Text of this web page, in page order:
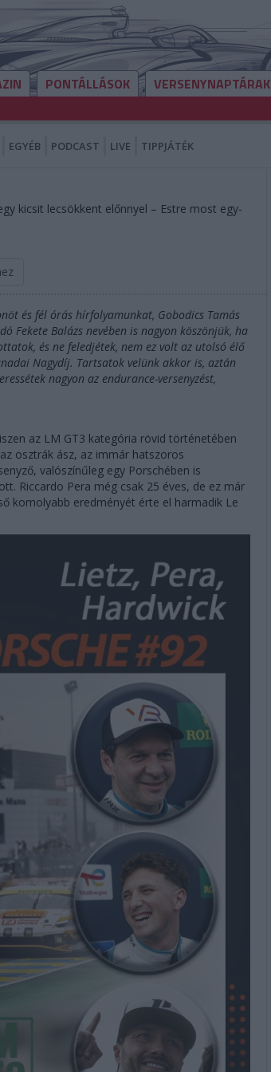
PONTÁLLÁSOK VERSENYNAPTÁRAK
EGYÉB PODCAST LIVE TIPPJÁTÉK
kicsit lecsökkent előnnyel – Estre most egy-
és fél órás hírfolyamunkat, Gobodics Tamás
Fekete Balázs nevében is nagyon köszönjük, ha
és ne feledjétek, nem ez volt az utolsó élő
Nagydíj. Tartsatok velünk akkor is, aztán
nagyon az endurance-versenyzést,
az LM GT3 kategória rövid történetében
osztrák ász, az immár hatszoros
valószínűleg egy Porschében is
Riccardo Pera még csak 25 éves, de ez már
komolyabb eredményét érte el harmadik Le